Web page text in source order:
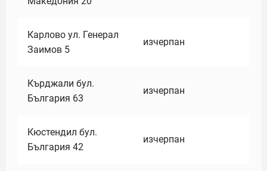
Карлово ул. Генерал
Заимов 5
изчерпан
Кърджали бул.
България 63
изчерпан
Кюстендил бул.
България 42
изчерпан